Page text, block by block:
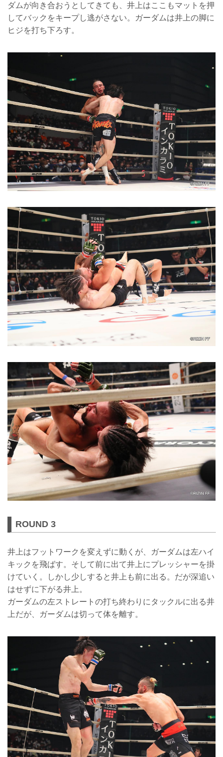
ダムが向き合おうとしてきても、井上はここもマットを押
してバックをキープし逃がさない。ガーダムは井上の脚に
ヒジを打ち下ろす。
ROUND 3
井上はフットワークを変えずに動くが、ガーダムは左ハイ
キックを飛ばす。そして前に出て井上にプレッシャーを掛
けていく。しかし少しすると井上も前に出る。だが深追い
はせずに下がる井上。
ガーダムの左ストレートの打ち終わりにタックルに出る井
上だが、ガーダムは切って体を離す。